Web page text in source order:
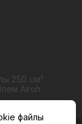
250 см³
Airoh
файлы